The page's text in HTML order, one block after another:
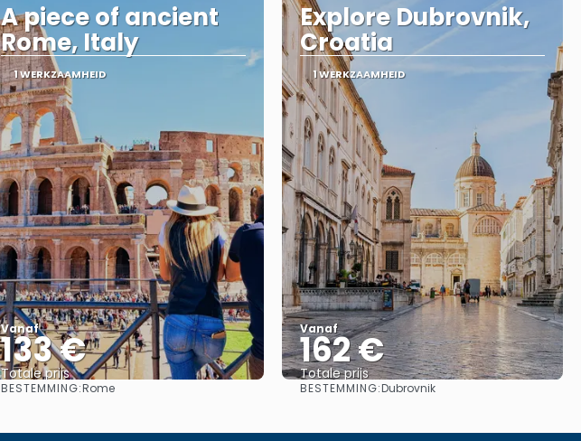
A piece of ancient
Rome, Italy
1 WERKZAAMHEID
Vanaf
133 €
Totale prijs
Bekijk
BESTEMMING:Rome
Explore Dubrovnik,
Croatia
1 WERKZAAMHEID
Vanaf
162 €
Totale prijs
Bekijk
BESTEMMING:Dubrovnik